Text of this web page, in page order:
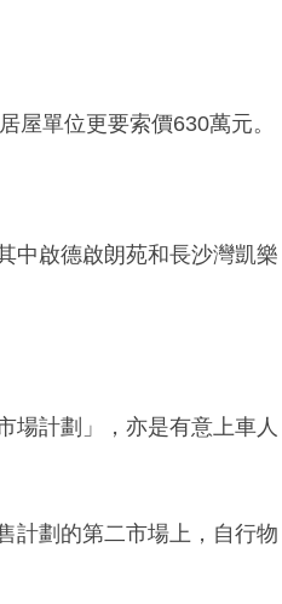
屋單位更要索價630萬元。
中啟德啟朗苑和長沙灣凱樂
場計劃」，亦是有意上車人
計劃的第二市場上，自行物